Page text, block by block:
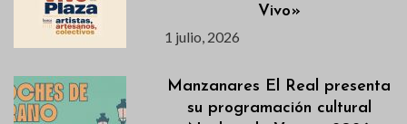
Vivo»
1 julio, 2026
Manzanares El Real presenta
su programación cultural